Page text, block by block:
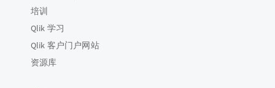
培训
Qlik 学习
Qlik 客户门户网站
资源库